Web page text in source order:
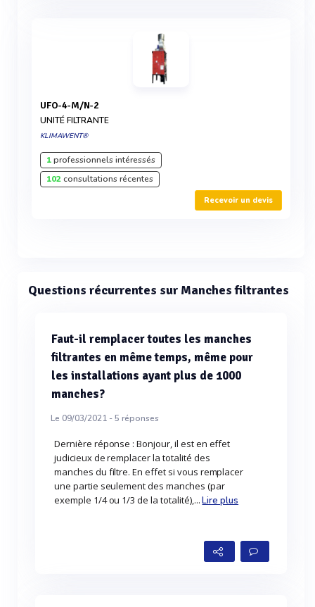
UFO-4-M/N-2
UNITÉ FILTRANTE
KLIMAWENT®
1professionnels intéressés
102consultations récentes
Recevoir un devis
Questions récurrentes sur Manches filtrantes
Faut-il remplacer toutes les manches
filtrantes en même temps, même pour
les installations ayant plus de 1000
manches?
Le 09/03/2021 -5 réponses
Dernière réponse : Bonjour, il est en effet
judicieux de remplacer la totalité des
manches du filtre. En effet si vous remplacer
une partie seulement des manches (par
exemple 1/4 ou 1/3 de la totalité),...Lire plus